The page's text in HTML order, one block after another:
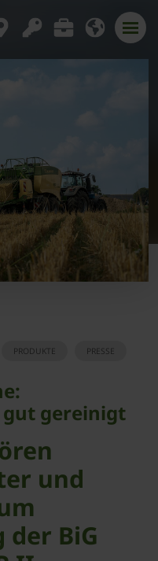
PRESSE
PRODUKTE
gut gereinigt
und
BiG